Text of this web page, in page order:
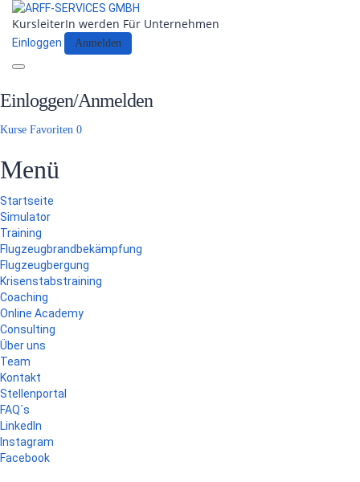
KursleiterIn werden Für Unternehmen
Einloggen Anmelden
Einloggen/Anmelden
Kurse Favoriten 0
Menü
Startseite
Simulator
Training
Flugzeugbrandbekämpfung
Flugzeugbergung
Krisenstabstraining
Coaching
Online Academy
Consulting
Über uns
Team
Kontakt
Stellenportal
FAQ´s
LinkedIn
Instagram
Facebook